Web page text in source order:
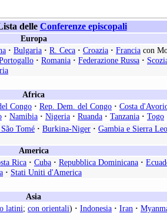
delle Conferenze episcopali
Europa
· Bulgaria · R. Ceca · Croazia · Francia con
· Romania · Federazione Russa ·
Africa
Congo · Rep. Dem. del Congo · Costa
· Namibia · Nigeria · Ruanda · Tanzania · Togo
Tomé · Burkina-Niger · Gambia e Sierra
America
Rica · Cuba · Repubblica Dominicana ·
· Stati Uniti d'America
Asia
latini; con orientali) · Indonesia · Iran ·